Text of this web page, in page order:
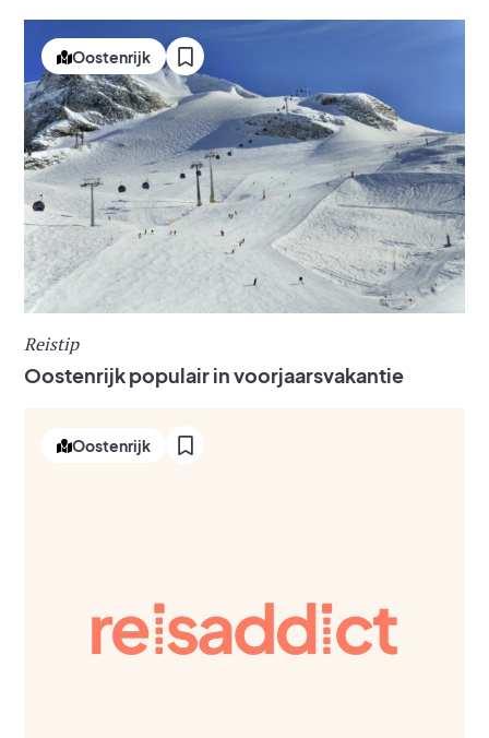
Oostenrijk
Reistip
Oostenrijk populair in voorjaarsvakantie
Oostenrijk